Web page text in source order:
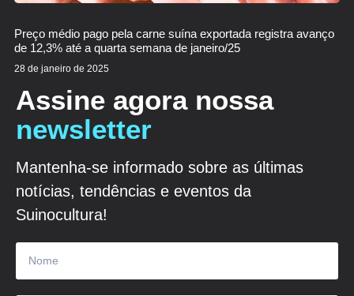
Preço médio pago pela carne suína exportada registra avanço
de 12,3% até a quarta semana de janeiro/25
28 de janeiro de 2025
Assine agora nossa
newsletter
Mantenha-se informado sobre as últimas
notícias, tendências e eventos da
Suinocultura!